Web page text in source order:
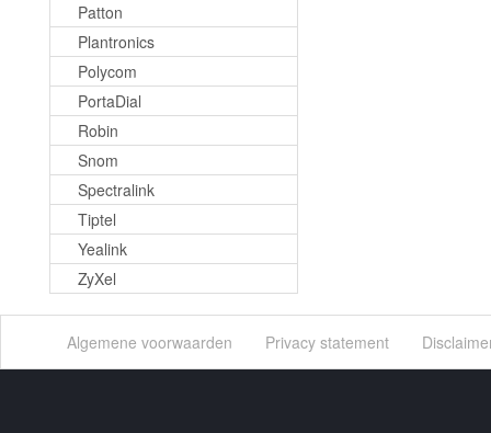
Patton
Plantronics
Polycom
PortaDial
Robin
Snom
Spectralink
Tiptel
Yealink
ZyXel
Algemene voorwaarden Privacy statement